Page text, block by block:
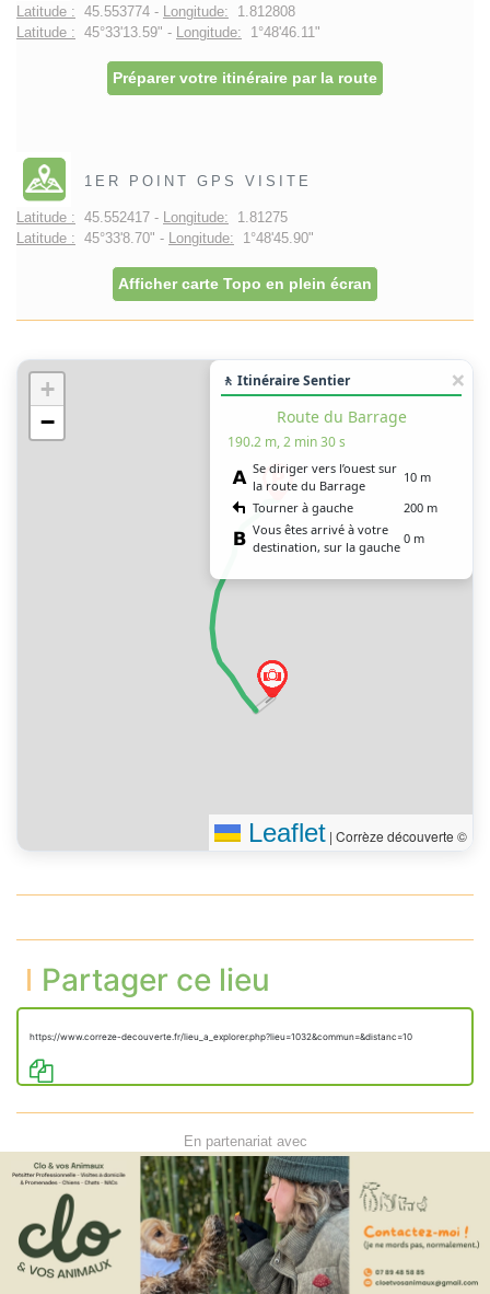
Latitude : 45.553774 - Longitude: 1.812808
Latitude : 45°33'13.59" - Longitude: 1°48'46.11"
Préparer votre itinéraire par la route
1ER POINT GPS VISITE
Latitude : 45.552417 - Longitude: 1.81275
Latitude : 45°33'8.70" - Longitude: 1°48'45.90"
Afficher carte Topo en plein écran
+
−
🚶 Itinéraire Sentier
Route du Barrage
190.2 m, 2 min 30 s
Se diriger vers l’ouest sur
la route du Barrage
10 m
Tourner à gauche
200 m
Vous êtes arrivé à votre
destination, sur la gauche
0 m
Leaflet | Corrèze découverte ©
Partager ce lieu
https://www.correze-decouverte.fr/lieu_a_explorer.php?lieu=1032&commun=&distanc=10
En partenariat avec